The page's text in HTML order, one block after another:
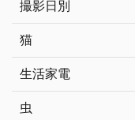
撮影日別
猫
生活家電
虫